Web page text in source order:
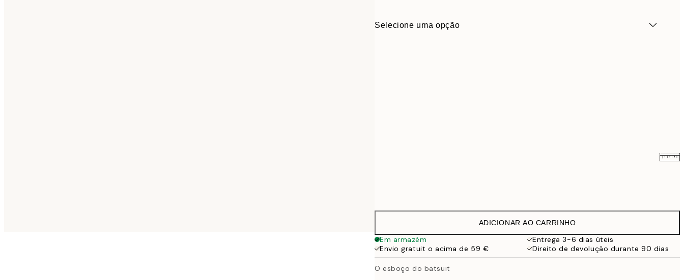
Selecione uma opção
32,45 €
ADICIONAR AO CARRINHO
Em armazém
Entrega 3-6 dias úteis
Envio gratuit o acima de 59 €
Direito de devolução durante 90 dias
O esboço do batsuit